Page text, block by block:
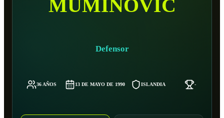
MUMINOVIC
Defensor
36 AÑOS 13 DE MAYO DE 1990 ISLANDIA -